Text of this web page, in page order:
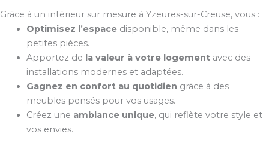
Grâce à un intérieur sur mesure à Yzeures-sur-Creuse, vous :
Optimisez l’espacedisponible, même dans les
petites pièces.
Apportez de la valeur à votre logementavec des
installations modernes et adaptées.
Gagnez en confort au quotidien grâce à des
meubles pensés pour vos usages.
Créez une ambiance unique, qui reflète votre style et
vos envies.